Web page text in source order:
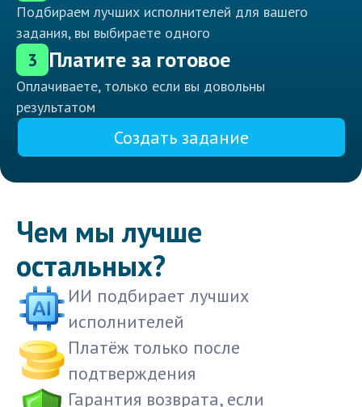
Подбираем лучших исполнителей для вашего
задания, вы выбираете одного
3 Платите за готовое
Оплачиваете, только если вы довольны
результатом
Создать задание
Чем мы лучше
остальных?
ИИ подбирает лучших
исполнителей
Платёж только после
подтверждения
Гарантия возврата, если